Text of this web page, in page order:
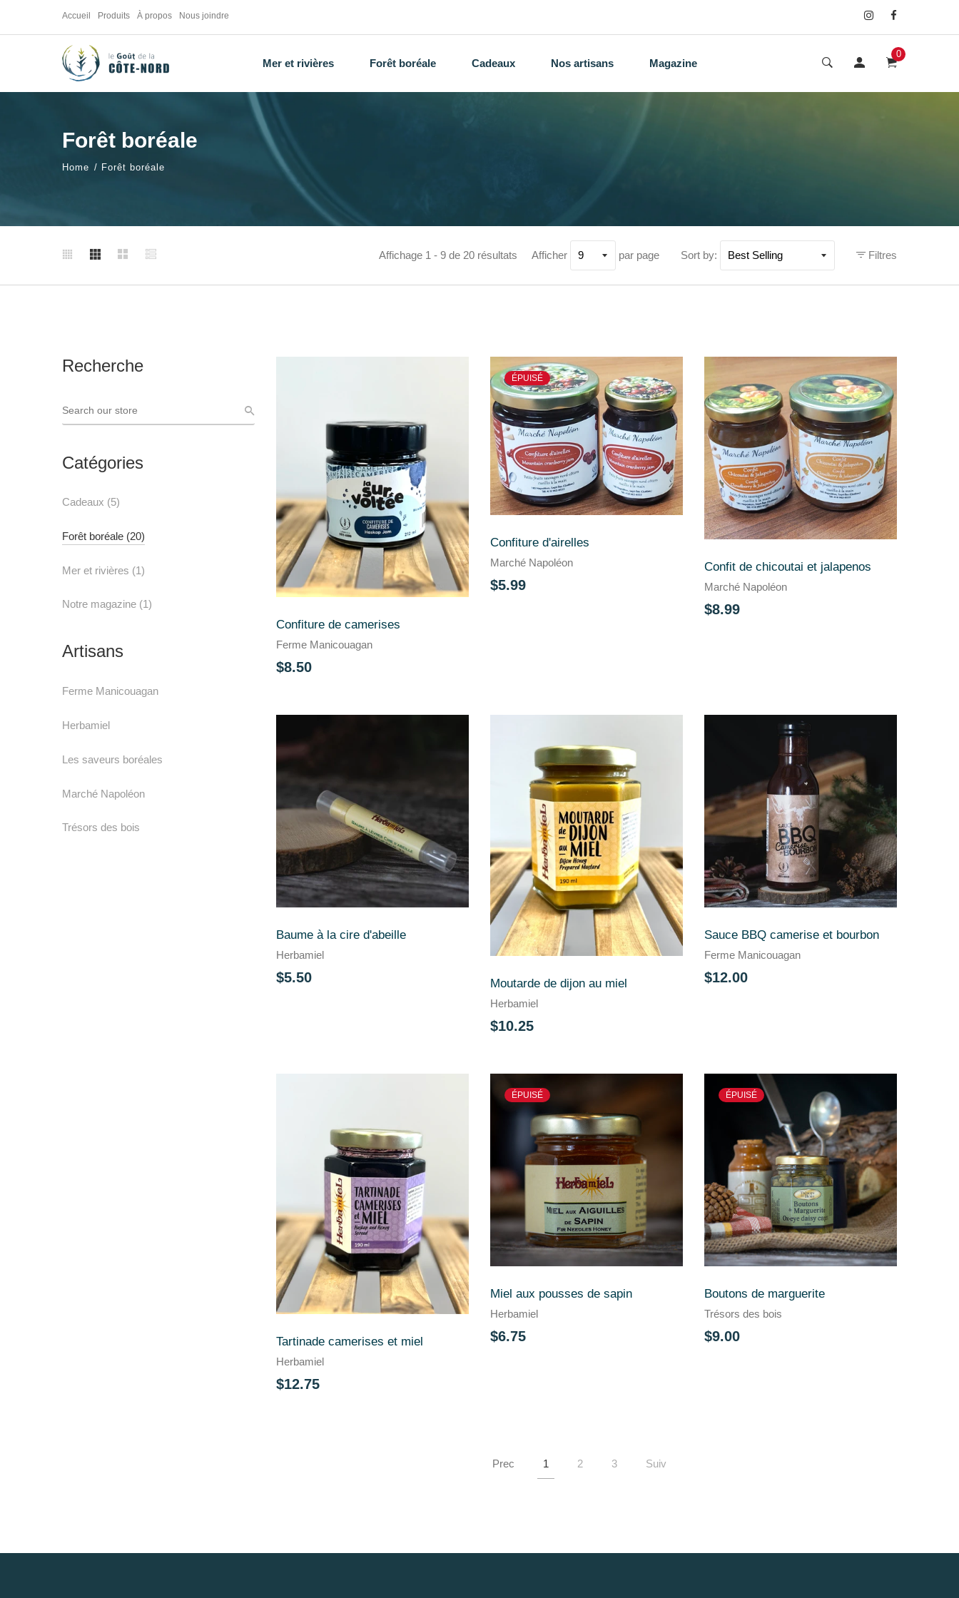
Accueil Produits À propos Nous joindre
Mer et rivières Forêt boréale Cadeaux Nos artisans Magazine
0
Forêt boréale
Home Forêt boréale
Affichage 1 - 9 de 20 résultats Afficher par page Sort by: Filtres
Recherche
Catégories
Cadeaux (5)
Forêt boréale (20)
Mer et rivières (1)
Notre magazine (1)
Artisans
Ferme Manicouagan
Herbamiel
Les saveurs boréales
Marché Napoléon
Trésors des bois
Confiture de camerises
Ferme Manicouagan
$8.50
ÉPUISÉ
Confiture d'airelles
Marché Napoléon
$5.99
Confit de chicoutai et jalapenos
Marché Napoléon
$8.99
Baume à la cire d'abeille
Herbamiel
$5.50 Moutarde de dijon au miel
Herbamiel
$10.25
Sauce BBQ camerise et bourbon
Ferme Manicouagan
$12.00
Tartinade camerises et miel
Herbamiel
$12.75
ÉPUISÉ
Miel aux pousses de sapin
Herbamiel
$6.75
ÉPUISÉ
Boutons de marguerite
Trésors des bois
$9.00
Prec 1 2 3 Suiv